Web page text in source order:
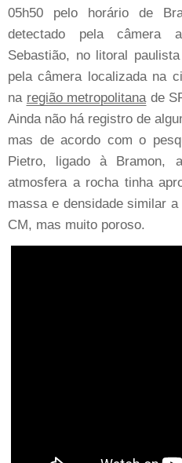
05h50 pelo horário de
detectado pela câmera
Sebastião, no litoral
pela câmera localizada na
na região metropolitana de
Ainda não há registro de
mas de acordo com o
Pietro, ligado à Bramon,
atmosfera a rocha tinha
massa e densidade similar
CM, mas muito poroso.